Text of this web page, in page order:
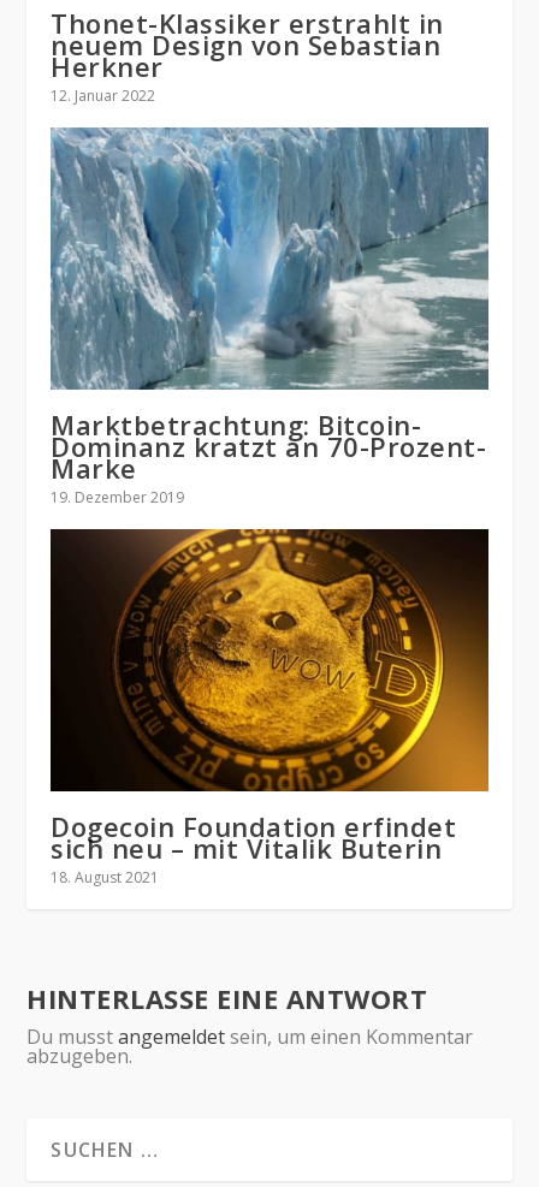
Thonet-Klassiker erstrahlt in
neuem Design von Sebastian
Herkner
12. Januar 2022
Marktbetrachtung: Bitcoin-
Dominanz kratzt an 70-Prozent-
Marke
19. Dezember 2019
Dogecoin Foundation erfindet
sich neu – mit Vitalik Buterin
18. August 2021
HINTERLASSE EINE ANTWORT
Du musstangemeldetsein, um einen Kommentar
abzugeben.